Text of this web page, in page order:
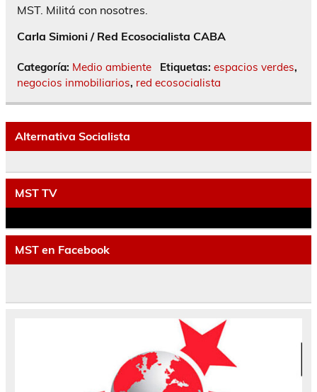
MST. Militá con nosotres.
Carla Simioni / Red Ecosocialista CABA
Categoría: Medio ambiente Etiquetas: espacios verdes,
negocios inmobiliarios, red ecosocialista
Alternativa Socialista
MST TV
MST en Facebook